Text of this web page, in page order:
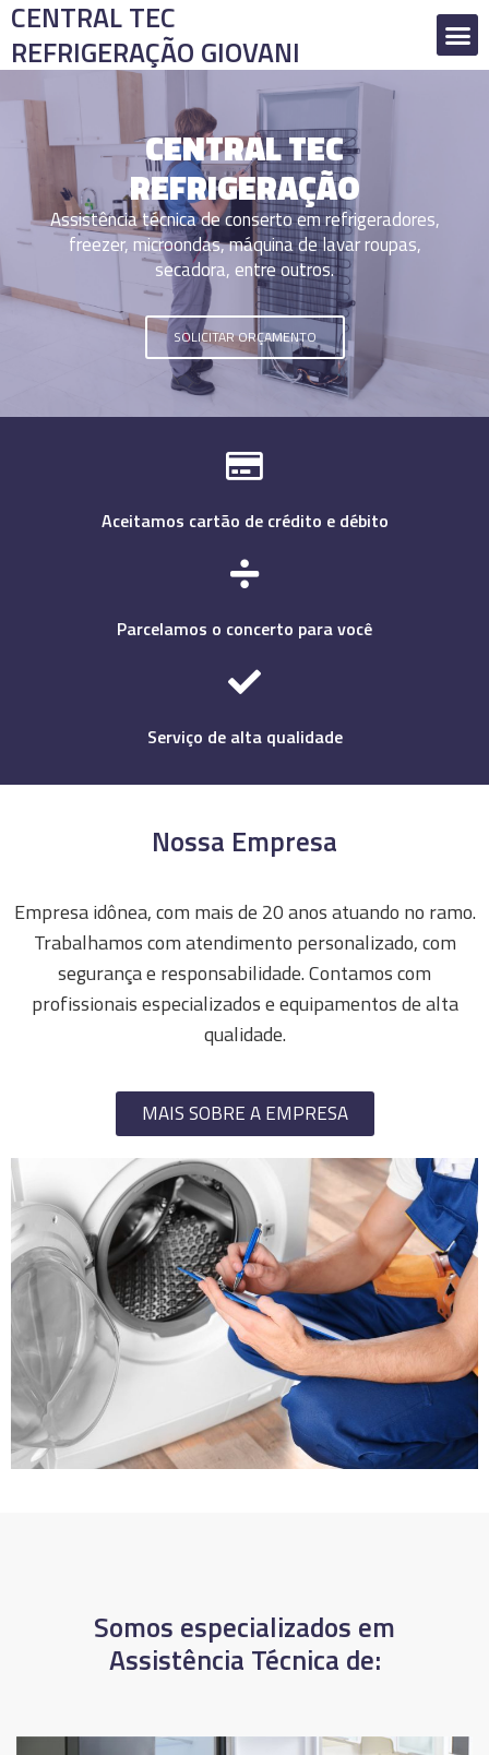
CENTRAL TEC
REFRIGERAÇÃO GIOVANI
CENTRAL TEC
REFRIGERAÇÃO
Assistência técnica de conserto em refrigeradores,
freezer, microondas, máquina de lavar roupas,
secadora, entre outros.
SOLICITAR ORÇAMENTO
Aceitamos cartão de crédito e débito
Parcelamos o concerto para você
Serviço de alta qualidade
Nossa Empresa
Empresa idônea, com mais de 20 anos atuando no ramo.
Trabalhamos com atendimento personalizado, com
segurança e responsabilidade. Contamos com
profissionais especializados e equipamentos de alta
qualidade.
MAIS SOBRE A EMPRESA
Somos especializados em
Assistência Técnica de: